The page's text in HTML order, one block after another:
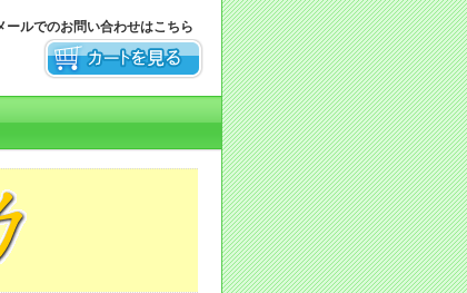
ールでのお問い合わせはこちら